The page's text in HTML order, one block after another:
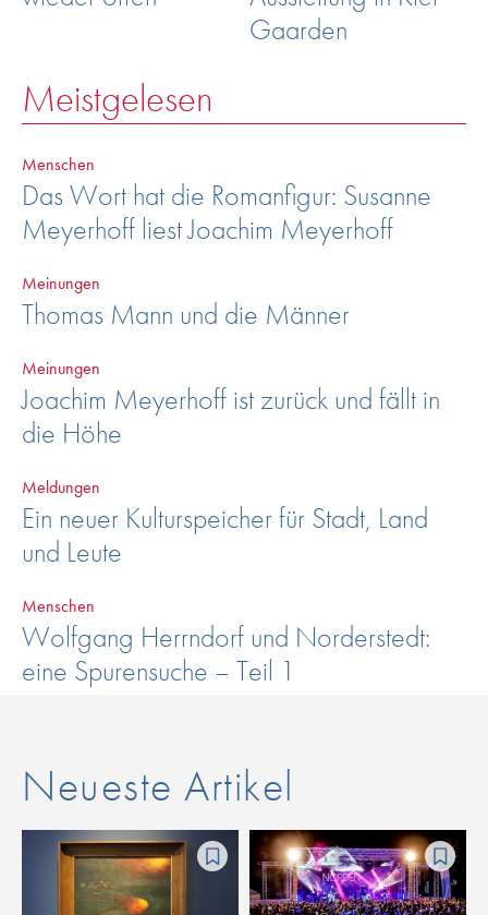
Gaarden
Meistgelesen
Menschen
Das Wort hat die Romanfigur: Susanne
Meyerhoff liest Joachim Meyerhoff
Meinungen
Thomas Mann und die Männer
Meinungen
Joachim Meyerhoff ist zurück und fällt in
die Höhe
Meldungen
Ein neuer Kulturspeicher für Stadt, Land
und Leute
Menschen
Wolfgang Herrndorf und Norderstedt:
eine Spurensuche – Teil 1
Neueste Artikel